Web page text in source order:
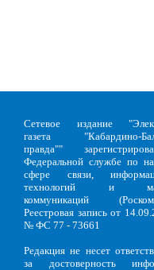
Сетевое издание
газета "Кабардино-
правда""
Федеральной службе по
сфере связи,
технологий и
коммуникаций
Реестровая запись от
№ ФС 77 - 73661
Редакция не несет
за достоверность